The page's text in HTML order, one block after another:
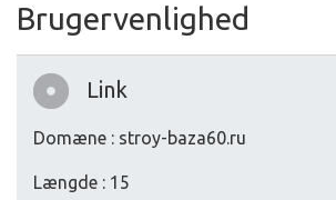
Brugervenlighed
Link
Domæne : stroy-baza60.ru
Længde : 15